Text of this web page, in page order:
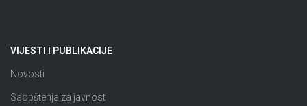
VIJESTI I PUBLIKACIJE
Novosti
Saopštenja za javnost